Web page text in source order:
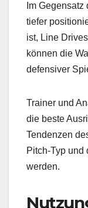
Im
tiefer
ist, Line
können die
defensiver
Trainer und
die beste
Tendenzen
Pitch-Typ
werden.